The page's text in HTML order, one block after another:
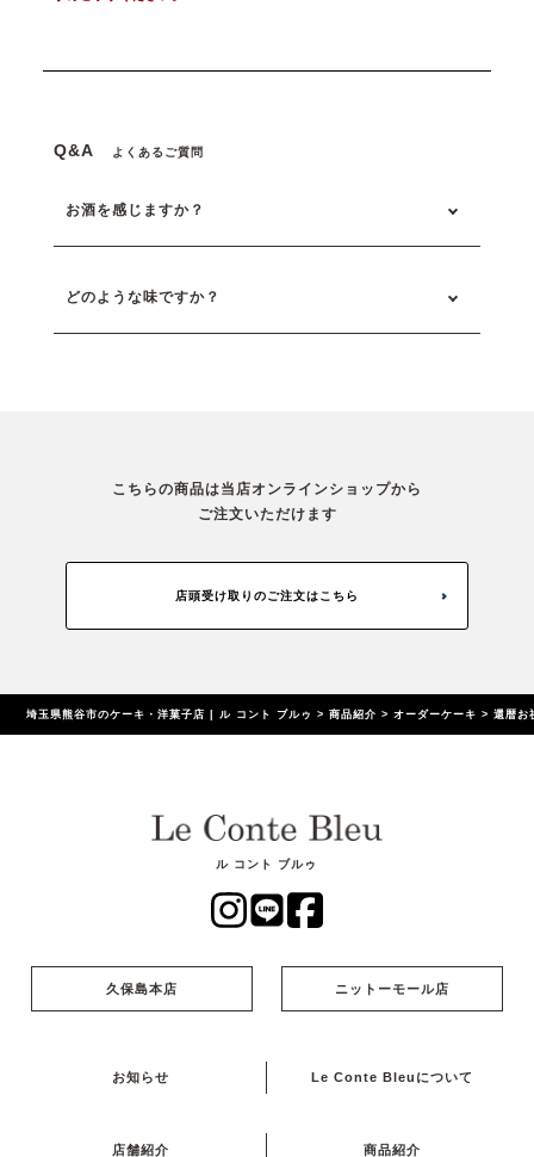
Q&A よくあるご質問
お酒を感じますか？
どのような味ですか？
こちらの商品は当店オンラインショップから
ご注文いただけます
店頭受け取りのご注文はこちら
埼玉県熊谷市のケーキ・洋菓子店 | ル コント ブルゥ >商品紹介 >オーダーケーキ >還暦お
ル コント ブルゥ
久保島本店 ニットーモール店
お知らせ Le Conte Bleuについて
店舗紹介 商品紹介